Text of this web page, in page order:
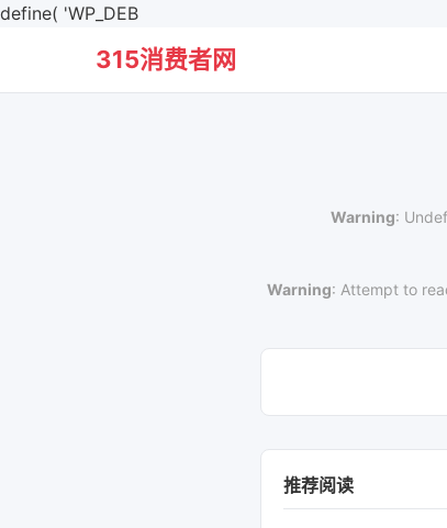
define( 'WP_DEB
315消费者网
Warning:
Warning: Attempt to
推荐阅读